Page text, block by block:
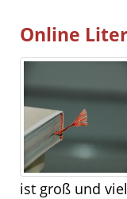
Online
ist groß und